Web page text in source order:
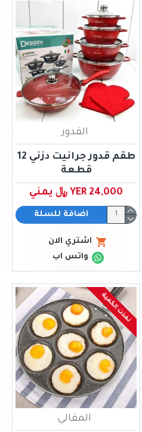
القدور
طقم قدور جرانيت دزني 12
قطعة
YER 24,000 ﷼ يمني
اضافة للسلة
اشتري الان
واتس اب
نفذت الكمية
المقالي